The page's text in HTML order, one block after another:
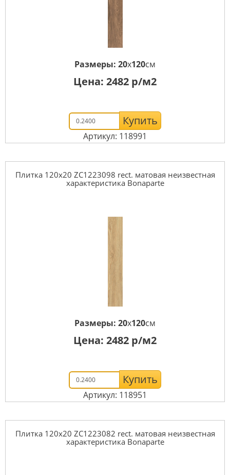
Размеры: 20x120см
Цена: 2482 р/м2
Купить
Артикул: 118991
Плитка 120x20 ZC1223098 rect. матовая неизвестная
характеристика Bonaparte
Размеры: 20x120см
Цена: 2482 р/м2
Купить
Артикул: 118951
Плитка 120x20 ZC1223082 rect. матовая неизвестная
характеристика Bonaparte